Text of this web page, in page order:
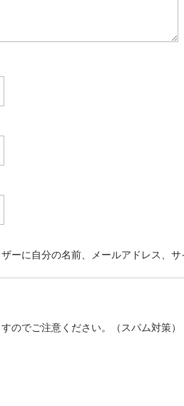
ーに自分の名前、メールアドレス、
のでご注意ください。（スパム対策）